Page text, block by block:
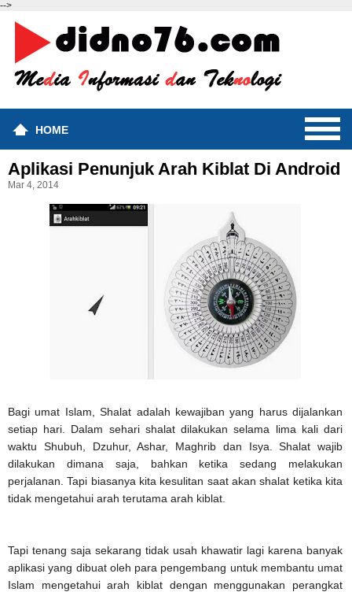
-->
HOME
Aplikasi Penunjuk Arah Kiblat Di Android
Mar 4, 2014
Bagi umat Islam, Shalat adalah kewajiban yang harus dijalankan
setiap hari. Dalam sehari shalat dilakukan selama lima kali dari
waktu Shubuh, Dzuhur, Ashar, Maghrib dan Isya. Shalat wajib
dilakukan dimana saja, bahkan ketika sedang melakukan
perjalanan. Tapi biasanya kita kesulitan saat akan shalat ketika kita
tidak mengetahui arah terutama arah kiblat.
Tapi tenang saja sekarang tidak usah khawatir lagi karena banyak
aplikasi yang dibuat oleh para pengembang untuk membantu umat
Islam mengetahui arah kiblat dengan menggunakan perangkat